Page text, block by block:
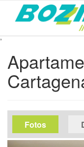
,
contenido
principal
media
Fotos
activa)